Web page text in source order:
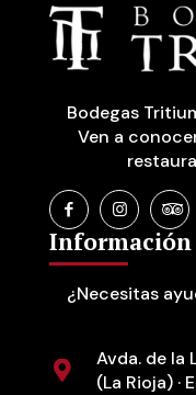
Bodegas
Ven a
Información
¿Necesitas
Avda. de la
(La Rioja) ·